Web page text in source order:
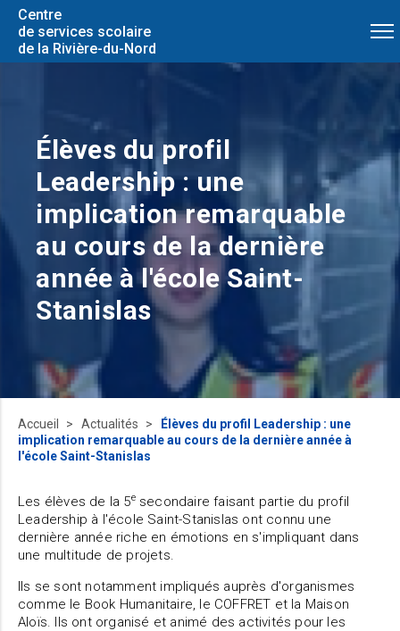
Centre
de services scolaire
de la Rivière-du-Nord
Élèves du profil
Leadership : une
implication remarquable
au cours de la dernière
année à l'école Saint-
Stanislas
Accueil Actualités
Élèves du profil Leadership : une
implication remarquable au cours de la dernière année à
l'école Saint-Stanislas
Les élèves de la 5esecondaire faisant partie du profil
Leadership à l'école Saint-Stanislas ont connu une
dernière année riche en émotions en s'impliquant dans
une multitude de projets.
Ils se sont notamment impliqués auprès d'organismes
comme le Book Humanitaire, le COFFRET et la Maison
Aloïs. Ils ont organisé et animé des activités pour les